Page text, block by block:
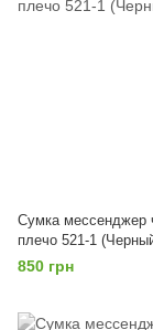
Сумка мессенджер
плечо 521-1
850 грн